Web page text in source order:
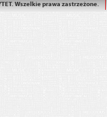
Wszelkie prawa zastrzeżone.